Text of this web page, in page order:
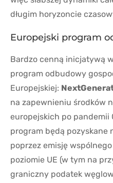
długim horyzoncie
Europejski program
Bardzo cenną inicjatywą
program odbudowy
Europejskiej:
na zapewnieniu środków
europejskich po pandemii
program będą pozyskane
poprzez emisję
poziomie UE (w tym na
graniczny podatek